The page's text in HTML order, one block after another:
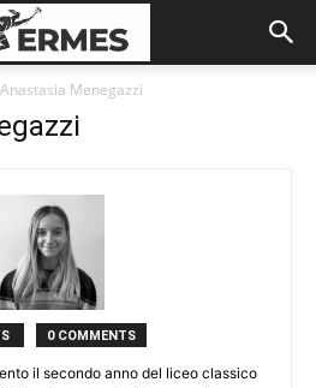
Menegazzi
0 COMMENTS
il secondo anno del liceo classico